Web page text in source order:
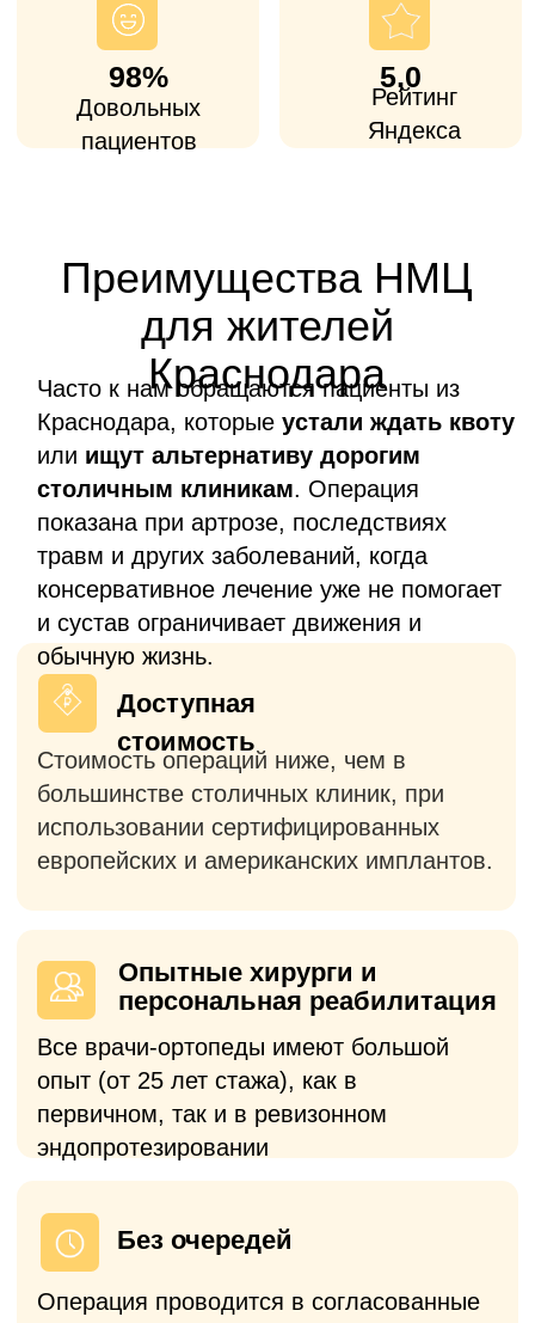
Предусмотрена возможность
бесплатной госпитализации в
комфортабельную палату на кануне
операции
Госпитализация
накануне — бесплатно
Операция проводится в согласованные
сроки без долгого ожидания, в отличие
от клиник Краснодара выполняющих
операции по ОМС или квоте (ВМП).
Без очередей
большинстве столичных клиник, при
использовании сертифицированных
европейских и американских имплантов.
С вами на связи наши врачи, а все
вопросы по госпитализации курирует
эндопротезировании
Опытные хирурги и
Используем только
многолетним опытом использования в
мировой практике и доказанной
эффективностью.
импланты
Выберете формат консультации в
зависимости от ваших потребностей
Платный прием